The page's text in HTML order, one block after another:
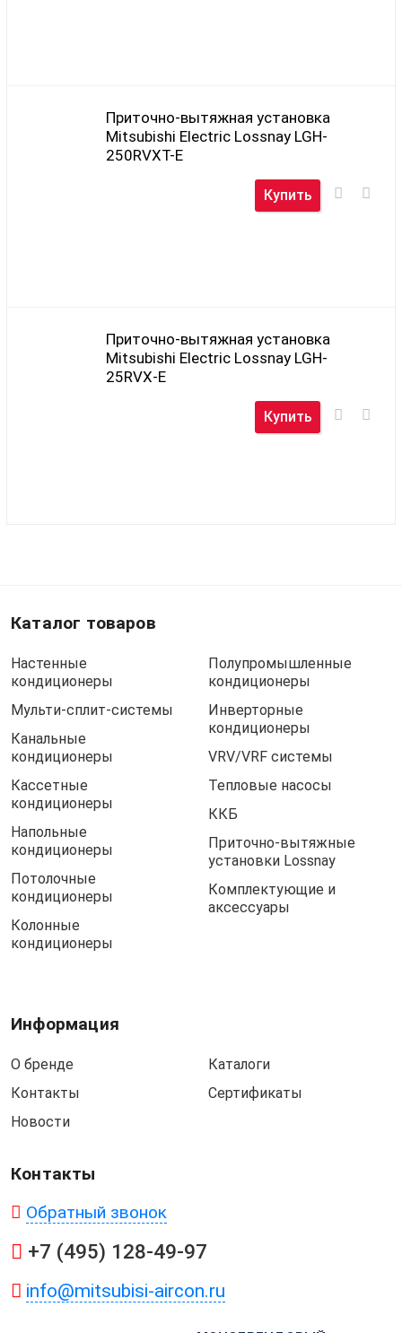
Приточно-вытяжная установка
Mitsubishi Electric Lossnay LGH-
250RVXT-E
Купить
Приточно-вытяжная установка
Mitsubishi Electric Lossnay LGH-
25RVX-E
Купить
Каталог товаров
Настенные
кондиционеры
Мульти-сплит-системы
Канальные
кондиционеры
Кассетные
кондиционеры
Напольные
кондиционеры
Потолочные
кондиционеры
Колонные
кондиционеры
Полупромышленные
кондиционеры
Инверторные
кондиционеры
VRV/VRF системы
Тепловые насосы
ККБ
Приточно-вытяжные
установки Lossnay
Комплектующие и
аксессуары
Информация
О бренде
Контакты
Новости
Каталоги
Сертификаты
Контакты
Обратный звонок
+7 (495) 128-49-97
info@mitsubisi-aircon.ru